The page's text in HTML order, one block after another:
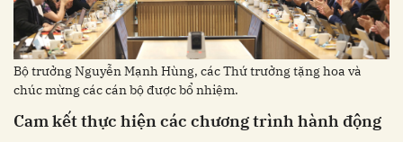
Bộ trưởng Nguyễn Mạnh Hùng, các Thứ trưởng tặng hoa và
chúc mừng các cán bộ được bổ nhiệm.
Cam kết thực hiện các chương trình hành động